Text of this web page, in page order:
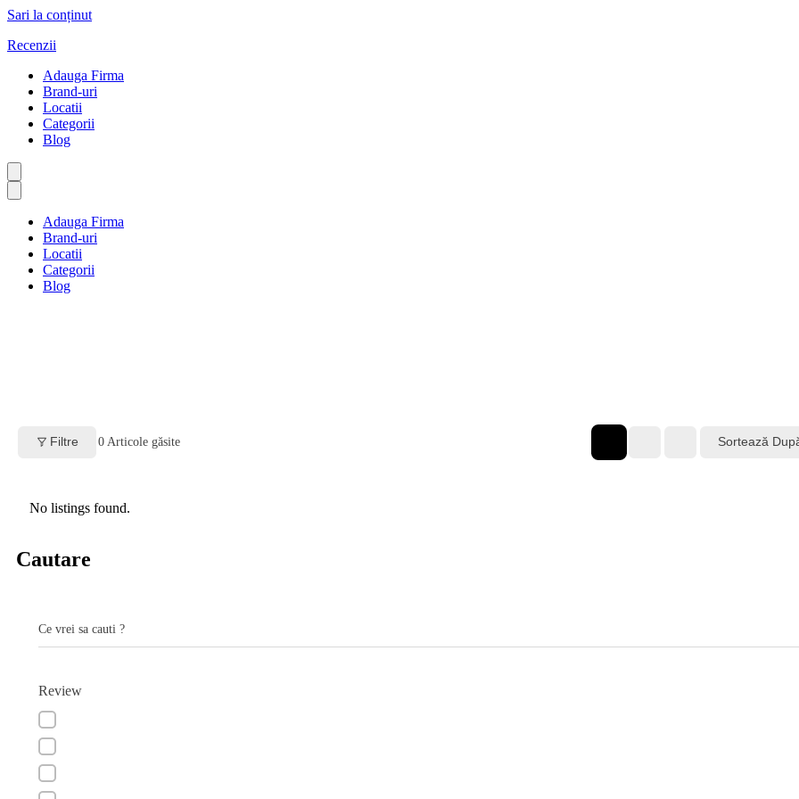
Sari la conținut
Recenzii
Adauga Firma
Brand-uri
Locatii
Categorii
Blog
Adauga Firma
Brand-uri
Locatii
Categorii
Blog
Filtre 0 Articole găsite Sortează
No listings found.
Cautare
Ce vrei sa cauti ?
Review